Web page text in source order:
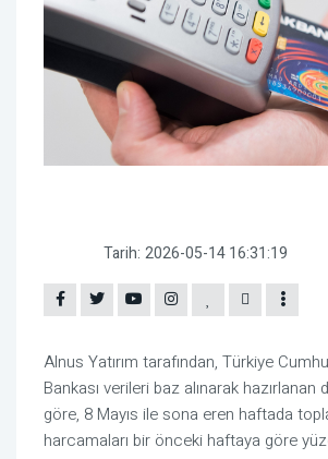
Tarih: 2026-05-14 16:31:19
Alnus Yatırım tarafından, Türkiye
Bankası verileri baz alınarak hazırlanan
göre, 8 Mayıs ile sona eren haftada
harcamaları bir önceki haftaya göre